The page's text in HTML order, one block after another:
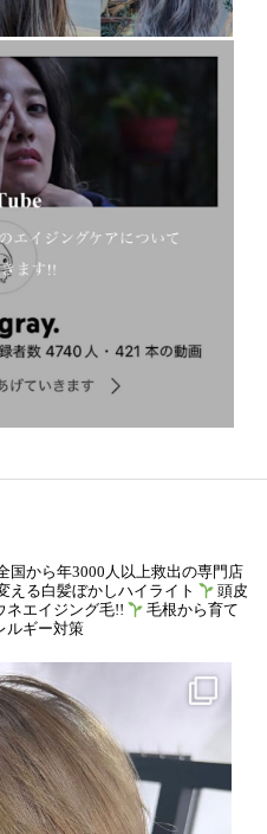
国から年3000人以上救出の専門店
える白髪ぼかしハイライト
頭皮
ネエイジング毛!!
毛根から育て
ルギー対策